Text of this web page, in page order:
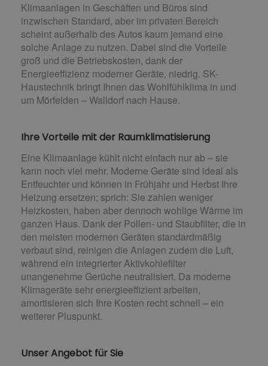
Klimaanlagen in Geschäften und Büros sind
inzwischen Standard, aber im privaten Bereich
scheint außerhalb des Autos kaum jemand eine
solche Anlage zu nutzen. Dabei sind die Vorteile
groß und die Betriebskosten, dank der
Energieeffizienz moderner Geräte, niedrig. SK-
Haustechnik bringt Ihnen das Wohlfühlklima in und
um Mörfelden – Walldorf nach Hause.
Ihre Vorteile mit der Raumklimatisierung
Eine Klimaanlage kühlt nicht einfach nur ab – sie
kann noch viel mehr. Moderne Geräte sind ideal als
Entfeuchter und können in Frühjahr und Herbst Ihre
Heizung ersetzen; sprich: Sie zahlen weniger
Heizkosten, haben aber dennoch wohlige Wärme im
ganzen Haus. Dank der Pollen- und Staubfilter, die in
den meisten modernen Geräten standardmäßig
verbaut sind, reinigen die Anlagen zudem die Luft,
während ein integrierter Aktivkohlefilter
unangenehme Gerüche neutralisiert. Da moderne
Klimageräte sehr energieeffizient arbeiten,
amortisieren sich Ihre Kosten recht schnell – ein
weiterer Pluspunkt.
Unser Angebot für Sie